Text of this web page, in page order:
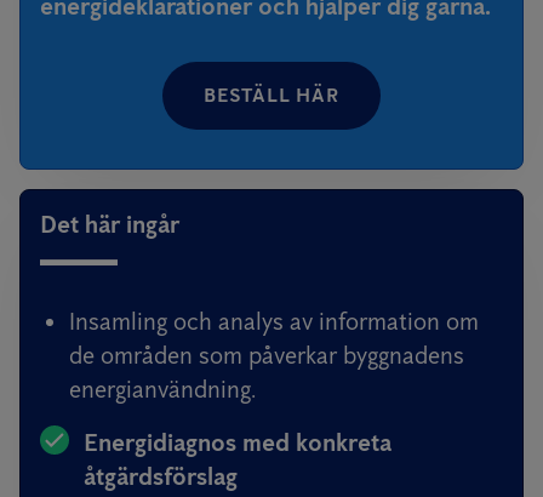
energideklarationer och hjälper dig gärna.
BESTÄLL HÄR
Det här ingår
Insamling och analys av information om
de områden som påverkar byggnadens
energianvändning.
Energidiagnos med konkreta
åtgärdsförslag